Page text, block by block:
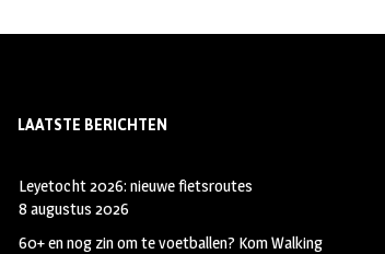
LAATSTE BERICHTEN
Leyetocht 2026: nieuwe fietsroutes
8 augustus 2026
60+ en nog zin om te voetballen? Kom Walking